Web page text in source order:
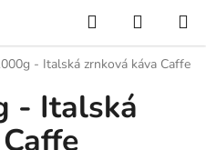
Hledat
KOŠÍK
- Italská zrnková káva Caffe
- Italská